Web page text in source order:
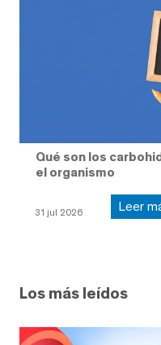
Qué son los
el organismo
31 jul 2026 Leer
Los más leídos